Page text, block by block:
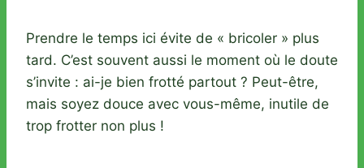
Prendre le temps ici évite de « bricoler » plus
tard. C’est souvent aussi le moment où le doute
s’invite : ai-je bien frotté partout ? Peut-être,
mais soyez douce avec vous-même, inutile de
trop frotter non plus !